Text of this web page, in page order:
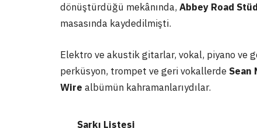
dönüştürdüğü mekânında, Abbey Road
masasında kaydedilmişti.
Elektro ve akustik gitarlar, vokal, piyano ve
perküsyon, trompet ve geri vokallerde Sean
Wire albümün kahramanlarıydılar.
Şarkı Listesi